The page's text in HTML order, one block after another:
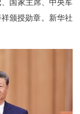
国家主席、中央军
颁授勋章。新华社